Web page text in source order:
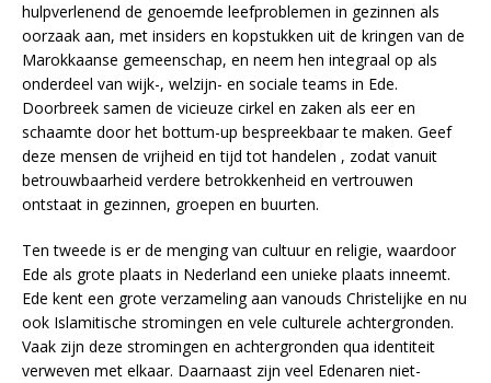
hulpverlenend de genoemde leefproblemen in gezinnen als
oorzaak aan, met insiders en kopstukken uit de kringen van de
Marokkaanse gemeenschap, en neem hen integraal op als
onderdeel van wijk-, welzijn- en sociale teams in Ede.
Doorbreek samen de vicieuze cirkel en zaken als eer en
schaamte door het bottum-up bespreekbaar te maken. Geef
deze mensen de vrijheid en tijd tot handelen , zodat vanuit
betrouwbaarheid verdere betrokkenheid en vertrouwen
ontstaat in gezinnen, groepen en buurten.
Ten tweede is er de menging van cultuur en religie, waardoor
Ede als grote plaats in Nederland een unieke plaats inneemt.
Ede kent een grote verzameling aan vanouds Christelijke en nu
ook Islamitische stromingen en vele culturele achtergronden.
Vaak zijn deze stromingen en achtergronden qua identiteit
verweven met elkaar. Daarnaast zijn veel Edenaren niet-